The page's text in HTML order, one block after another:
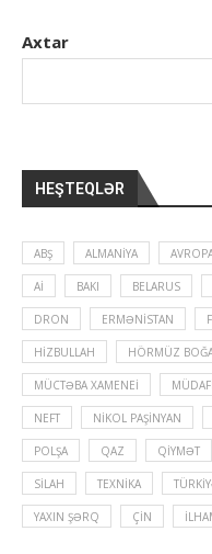
Axtar
HEŞTEQLƏR
ABŞ ALMANIYA
Aİ BAKI BELARUS
DRON ERMƏNISTAN
HIZBULLAH HÖRMÜZ
MÜCTƏBA XAMENEI
NEFT NIKOL PAŞINYAN
POLŞA QAZ QIYMƏT
SILAH TEXNIKA
YAXIN ŞƏRQ ÇIN